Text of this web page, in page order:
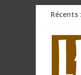
Passer
contenu
Récents :
L